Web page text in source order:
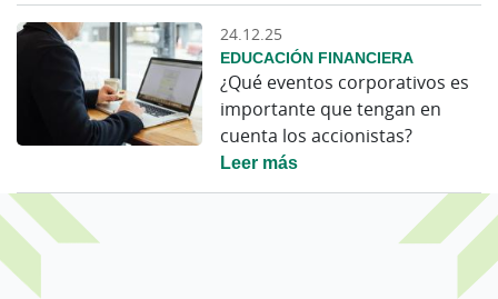
24.12.25
EDUCACIÓN FINANCIERA
¿Qué eventos corporativos es
importante que tengan en
cuenta los accionistas?
Leer más